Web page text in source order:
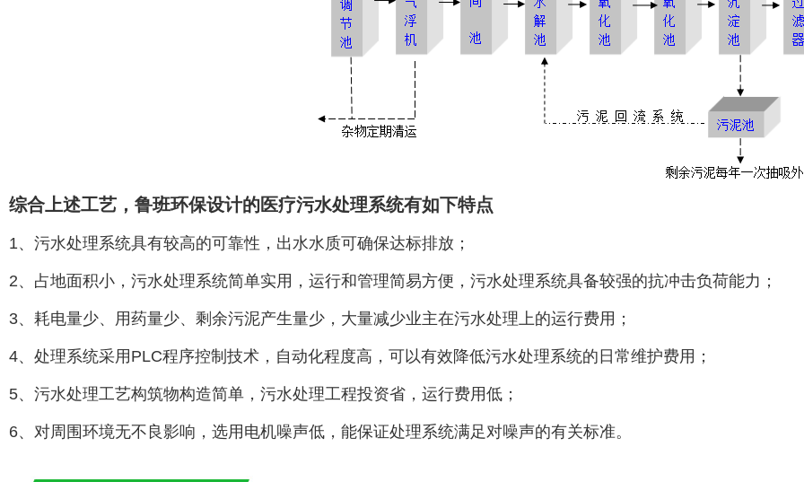
综合上述工艺，鲁班环保设计的医疗污水处理系统有如下特点
1、污水处理系统具有较高的可靠性，出水水质可确保达标排放；
2、占地面积小，污水处理系统简单实用，运行和管理简易方便，污水处理系统具备较强的抗冲击负荷能力；
3、耗电量少、用药量少、剩余污泥产生量少，大量减少业主在污水处理上的运行费用；
4、处理系统采用PLC程序控制技术，自动化程度高，可以有效降低污水处理系统的日常维护费用；
5、污水处理工艺构筑物构造简单，污水处理工程投资省，运行费用低；
6、对周围环境无不良影响，选用电机噪声低，能保证处理系统满足对噪声的有关标准。